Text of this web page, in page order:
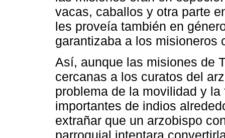
vacas, caballos y otra parte
les proveía también en
garantizaba a los misioneros
Así, aunque las misiones de
cercanas a los curatos del
problema de la movilidad y
importantes de indios
extrañar que un arzobispo
parroquial intentara